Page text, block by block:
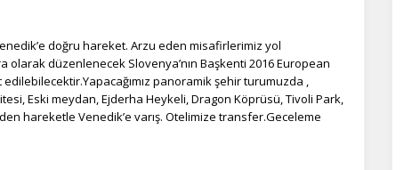
daha kişiselleştirilmiş bir web deneyimi sunmak için bazı bilgileri tarayıcınızda
bunları yurt içi ve yurt dışındaki hizmet sağlayıcılarla paylaşabiliriz. Buna
vermemeyi seçebilirsiniz ancak bu durumda sitemiz umduğumuz gibi çalışmaya
Daha fazla bilgi içinKVKK bilgilendirmemizi,çerez kullanımve gizlilik koşullarını
doğru hareket. Arzu eden misafirlerimiz yol
düzenlenecek Slovenya’nın Başkenti 2016 European
panoramik şehir turumuzda ,
Eski meydan, Ejderha Heykeli, Dragon Köprüsü, Tivoli Park,
hareketle Venedik’e varış. Otelimize transfer.Geceleme